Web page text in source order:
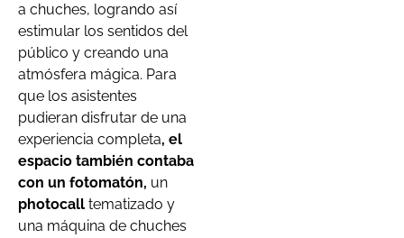
a chuches, logrando así
estimular los sentidos del
público y creando una
atmósfera mágica. Para
que los asistentes
pudieran disfrutar de una
experiencia completa, el
espacio también contaba
con un fotomatón, un
photocall tematizado y
una máquina de chuches